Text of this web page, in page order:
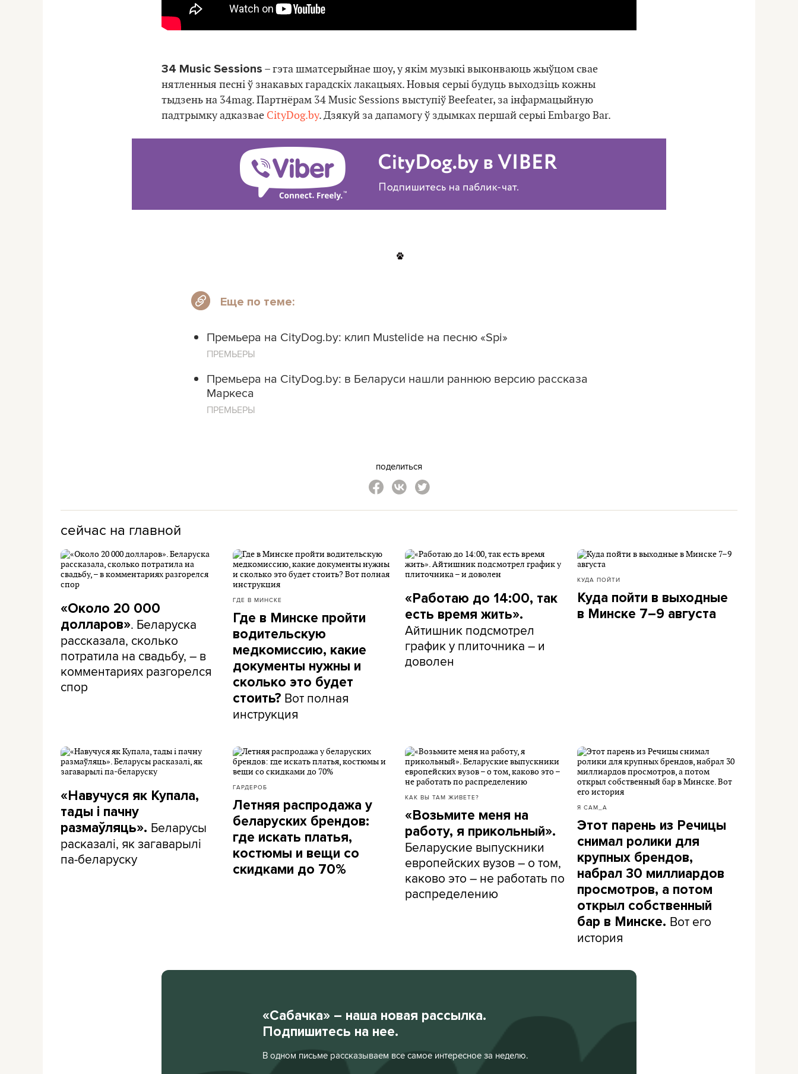
34 Music Sessions – гэта шматсерыйнае шоу, у якім музыкі выконваюць жыўцом свае
нятленныя песні ў знакавых гарадскіх лакацыях. Новыя серыі будуць выходзіць кожны
тыдзень на 34mag. Партнёрам 34 Music Sessions выступіў Beefeater, за інфармацыйную
падтрымку адказвае CityDog.by. Дзякуй за дапамогу ў здымках першай серыі Embargo Bar.
Еще по теме:
Премьера на CityDog.by: клип Mustelide на песню «Spi»
ПРЕМЬЕРЫ
Премьера на CityDog.by: в Беларуси нашли раннюю версию рассказа
Маркеса
ПРЕМЬЕРЫ
поделиться
сейчас на главной
«Около 20 000
долларов». Беларуска
рассказала, сколько
потратила на свадьбу, – в
комментариях разгорелся
спор
ГДЕ В МИНСКЕ
Где в Минске пройти
водительскую
медкомиссию, какие
документы нужны и
сколько это будет
стоить? Вот полная
инструкция
«Работаю до 14:00, так
есть время жить».
Айтишник подсмотрел
график у плиточника – и
доволен
КУДА ПОЙТИ
Куда пойти в выходные
в Минске 7–9 августа
«Навучуся як Купала,
тады і пачну
размаўляць». Беларусы
расказалі, як загаварылі
па-беларуску
ГАРДЕРОБ
Летняя распродажа у
беларуских брендов:
где искать платья,
костюмы и вещи со
скидками до 70%
КАК ВЫ ТАМ ЖИВЕТЕ?
«Возьмите меня на
работу, я прикольный».
Беларуские выпускники
европейских вузов – о том,
каково это – не работать по
распределению
Я САМ_А
Этот парень из Речицы
снимал ролики для
крупных брендов,
набрал 30 миллиардов
просмотров, а потом
открыл собственный
бар в Минске. Вот его
история
«Сабачка» – наша новая рассылка.
Подпишитесь на нее.
В одном письме рассказываем все самое интересное за неделю.